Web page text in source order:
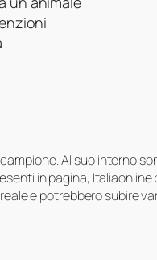
Al suo interno
in pagina,
e potrebbero subire